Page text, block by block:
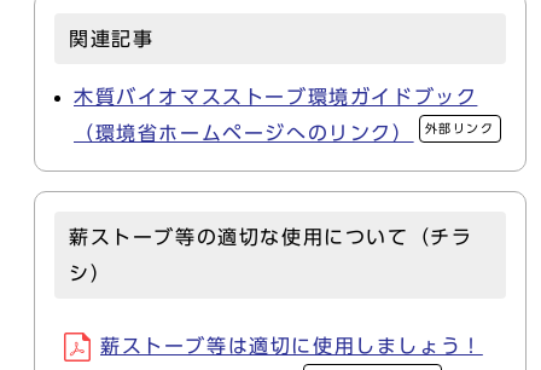
関連記事
木質バイオマスストーブ環境ガイドブック
（環境省ホームページへのリンク）
外部リンク
薪ストーブ等の適切な使用について（チラ
シ）
薪ストーブ等は適切に使用しましょう！